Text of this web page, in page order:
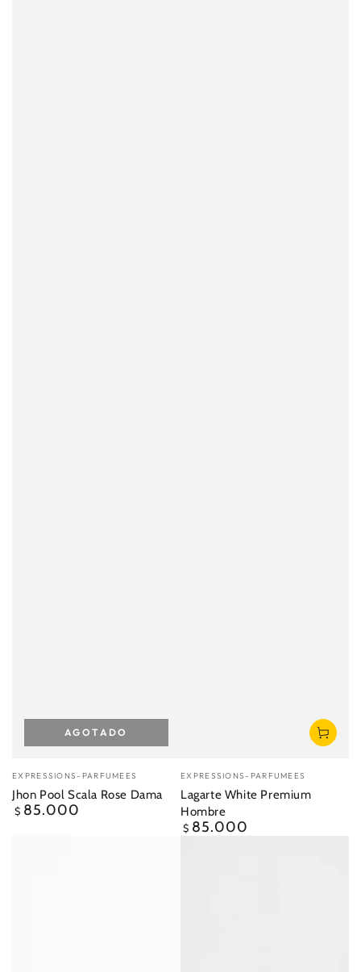
Vendedor:
EXPRESSIONS-PARFUMEES
Jhon Pool Scala Rose Dama
Precio
$ 85.000
AGOTADO
Vendedor:
EXPRESSIONS-PARFUMEES
Lagarte White Premium
Hombre
Precio
$ 85.000